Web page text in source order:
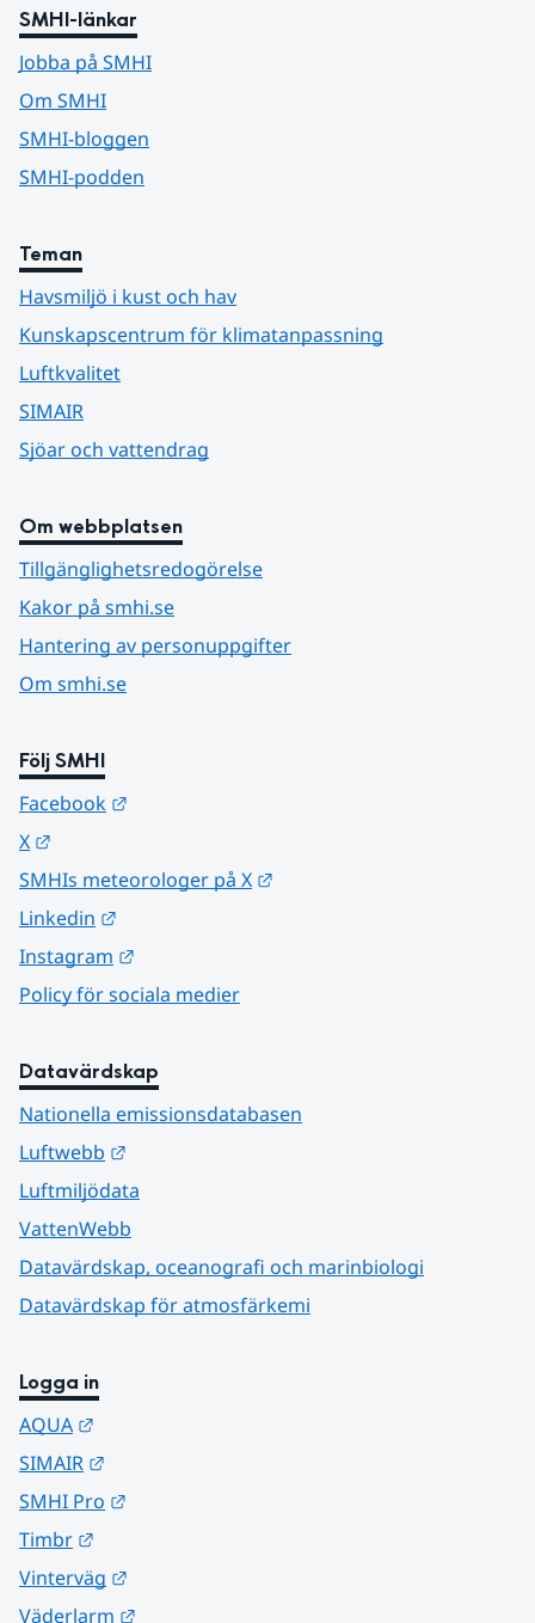
SMHI-länkar
Jobba på SMHI
Om SMHI
SMHI-bloggen
SMHI-podden
Teman
Havsmiljö i kust och hav
Kunskapscentrum för klimatanpassning
Luftkvalitet
SIMAIR
Sjöar och vattendrag
Om webbplatsen
Tillgänglighetsredogörelse
Kakor på smhi.se
Hantering av personuppgifter
Om smhi.se
Följ SMHI
Facebook
X
SMHIs meteorologer på X
Linkedin
Instagram
Policy för sociala medier
Datavärdskap
Nationella emissionsdatabasen
Luftwebb
Luftmiljödata
VattenWebb
Datavärdskap, oceanografi och marinbiologi
Datavärdskap för atmosfärkemi
Logga in
AQUA
SIMAIR
SMHI Pro
Timbr
Vinterväg
Väderlarm